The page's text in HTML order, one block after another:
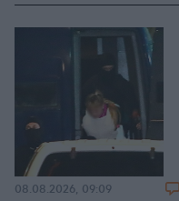
08.08.2026, 09:09